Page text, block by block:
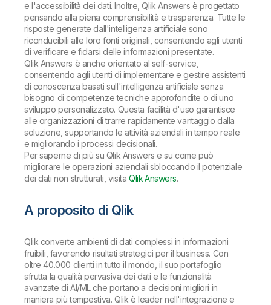
e l'accessibilità dei dati. Inoltre, Qlik Answers è progettato
pensando alla piena comprensibilità e trasparenza. Tutte le
risposte generate dall'intelligenza artificiale sono
riconducibili alle loro fonti originali, consentendo agli utenti
di verificare e fidarsi delle informazioni presentate.
Qlik Answers è anche orientato al self-service,
consentendo agli utenti di implementare e gestire assistenti
di conoscenza basati sull'intelligenza artificiale senza
bisogno di competenze tecniche approfondite o di uno
sviluppo personalizzato. Questa facilità d'uso garantisce
alle organizzazioni di trarre rapidamente vantaggio dalla
soluzione, supportando le attività aziendali in tempo reale
e migliorando i processi decisionali.
Per saperne di più su Qlik Answers e su come può
migliorare le operazioni aziendali sbloccando il potenziale
dei dati non strutturati, visitaQlik Answers.
A proposito di Qlik
Qlik converte ambienti di dati complessi in informazioni
fruibili, favorendo risultati strategici per il business. Con
oltre 40.000 clienti in tutto il mondo, il suo portafoglio
sfrutta la qualità pervasiva dei dati e le funzionalità
avanzate di AI/ML che portano a decisioni migliori in
maniera più tempestiva. Qlik è leader nell'integrazione e